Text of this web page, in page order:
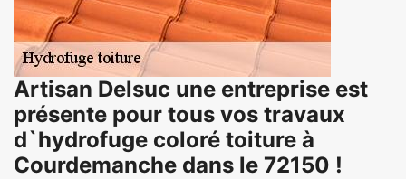
Artisan Delsuc une entreprise est
présente pour tous vos travaux
d`hydrofuge coloré toiture à
Courdemanche dans le 72150 !